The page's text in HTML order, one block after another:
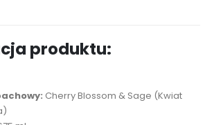
produktu:
Cherry Blossom & Sage (Kwiat